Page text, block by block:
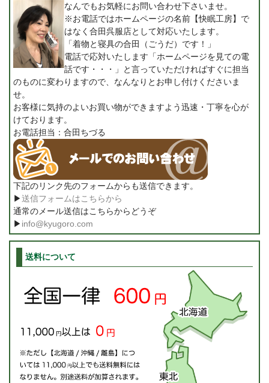
なんでもお気軽にお問い合わせ下さいませ。
※お電話ではホームページの名前【快眠工房】で
はなく合田呉服店として対応いたします。
「着物と寝具の合田（ごうだ）です！」
電話で応対いたします「ホームページを見ての電
話です・・・」と言っていただければすぐに担当
のものに変わりますので、なんなりとお申し付けくださいま
せ。
お客様に気持のよいお買い物ができますよう迅速・丁寧を心が
けております。
お電話担当：合田ちづる
下記のリンク先のフォームからも送信できます。
▶送信フォームはこちらから
通常のメール送信はこちらからどうぞ
▶ info@kyugoro.com
送料について